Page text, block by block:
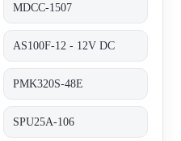
MDCC-1507
AS100F-12 - 12V DC
PMK320S-48E
SPU25A-106